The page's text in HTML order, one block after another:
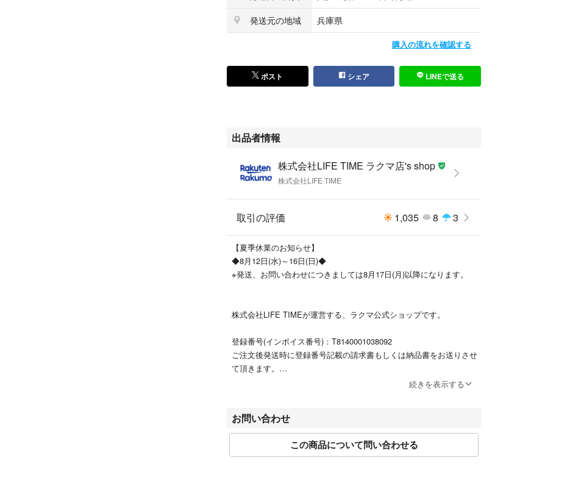
発送元の地域
兵庫県
購入の流れを確認する
ポスト シェア LINEで送る
出品者情報
株式会社LIFE TIME ラクマ店's shop
株式会社LIFE TIME
取引の評価 1,035 8 3
【夏季休業のお知らせ】
◆8月12日(水)～16日(日)◆
※発送、お問い合わせにつきましては8月17日(月)以降になります。
株式会社LIFE TIMEが運営する、ラクマ公式ショップです。
登録番号(インボイス番号)：T8140001038092
ご注文後発送時に登録番号記載の請求書もしくは納品書をお送りさせ
て頂きます。
▼特商法
https://fril.jp/ts/official/law/lft/
続きを表示する
お問い合わせ
この商品について問い合わせる